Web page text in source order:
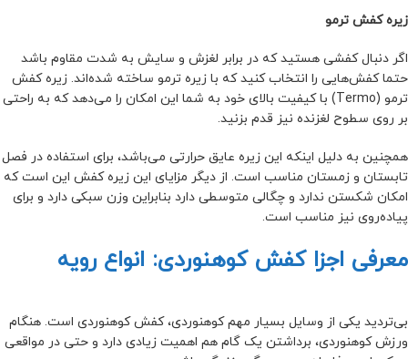
زیره کفش ترمو
اگر دنبال کفشی هستید که در برابر لغزش و سایش به شدت مقاوم باشد
حتما کفش‌هایی را انتخاب کنید که با زیره ترمو ساخته شده‌اند. زیره کفش
ترمو (Termo) با کیفیت بالای خود به شما این امکان را می‌دهد که به راحتی
بر روی سطوح لغزنده نیز قدم بزنید.
همچنین به دلیل اینکه این زیره عایق حرارتی می‌باشد، برای استفاده در فصل
تابستان و زمستان مناسب است. از دیگر مزایای این زیره کفش این است که
امکان شکستن ندارد و چگالی متوسطی دارد بنابراین وزن سبکی دارد و برای
پیاده‌روی‌ نیز مناسب است.
معرفی اجزا کفش کوهنوردی: انواع رویه
بی‌تردید یکی از وسایل بسیار مهم کوهنوردی، کفش کوهنوردی است. هنگام
ورزش کوهنوردی، برداشتن یک گام هم اهمیت زیادی دارد و حتی در مواقعی